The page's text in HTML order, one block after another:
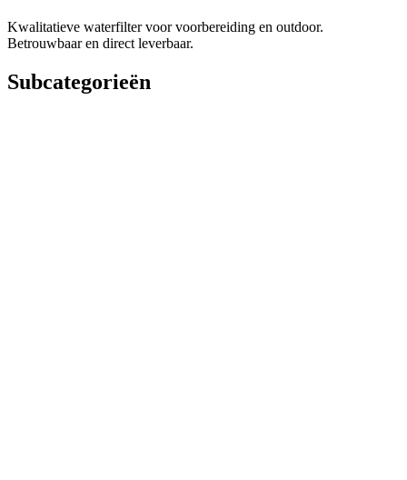
Kwalitatieve waterfilter voor voorbereiding en outdoor.
Betrouwbaar en direct leverbaar.
Subcategorieën